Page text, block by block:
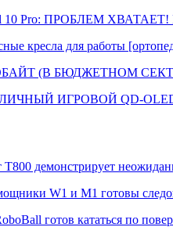
10 Pro: ПРОБЛЕМ
кресла для работы
(В БЮДЖЕТНОМ
ИГРОВОЙ QD-
демонстрирует
W1 и M1 готовы
готов кататься по